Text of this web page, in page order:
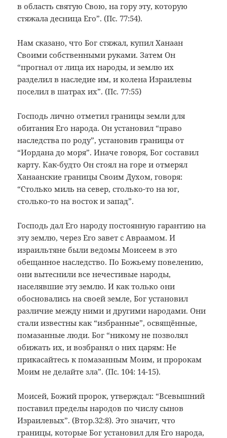
в область святую Свою, на гору эту, которую
стяжала десница Его”. (Пс. 77:54).
Нам сказано, что Бог стяжал, купил Ханаан
Своими собственными руками. Затем Он
“прогнал от лица их народы, и землю их
разделил в наследие им, и колена Израилевы
поселил в шатрах их”. (Пс. 77:55)
Господь лично отметил границы земли для
обитания Его народа. Он установил “право
наследства по роду”, установив границы от
“Иордана до моря”. Иначе говоря, Бог составил
карту. Как-будто Он стоял на горе и отмерял
Ханаанские границы Своим Духом, говоря:
“Столько миль на север, столько-то на юг,
столько-то на восток и запад”.
Господь дал Его народу постоянную гарантию на
эту землю, через Его завет с Авраамом. И
израильтяне были ведомы Моисеем в это
обещанное наследство. По Божьему повелению,
они вытеснили все нечестивые народы,
населявшие эту землю. И как только они
обосновались на своей земле, Бог установил
различие между ними и другими народами. Они
стали известны как “избранные”, освящённые,
помазанные люди. Бог “никому не позволял
обижать их, и возбранял о них царям: Не
прикасайтесь к помазанным Моим, и пророкам
Моим не делайте зла”. (Пс. 104: 14-15).
Моисей, Божий пророк, утверждал: “Всевышний
поставил пределы народов по числу сынов
Израилевых”. (Втор.32:8). Это значит, что
границы, которые Бог установил для Его народа,